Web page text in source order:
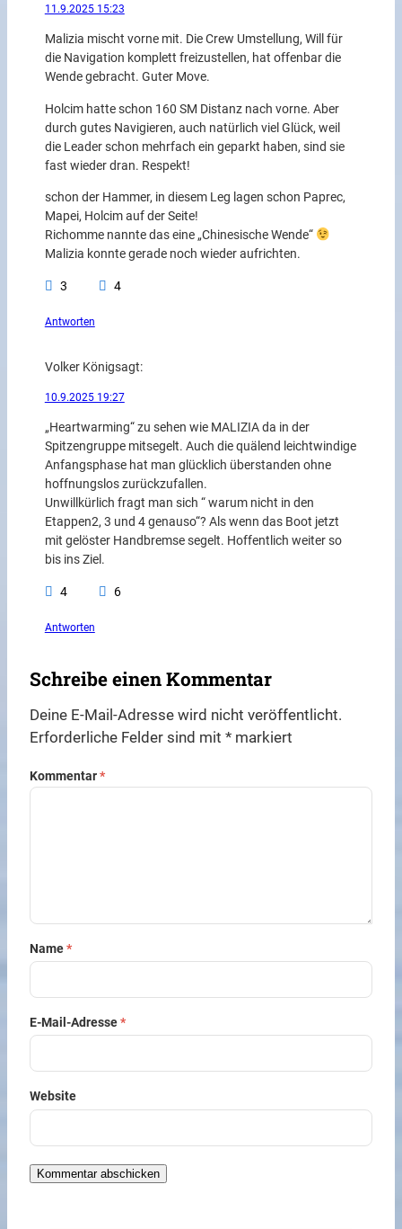
11.9.2025 15:23
Malizia mischt vorne mit. Die Crew Umstellung, Will für
die Navigation komplett freizustellen, hat offenbar die
Wende gebracht. Guter Move.
Holcim hatte schon 160 SM Distanz nach vorne. Aber
durch gutes Navigieren, auch natürlich viel Glück, weil
die Leader schon mehrfach ein geparkt haben, sind sie
fast wieder dran. Respekt!
schon der Hammer, in diesem Leg lagen schon Paprec,
Mapei, Holcim auf der Seite!
Richomme nannte das eine „Chinesische Wende“
Malizia konnte gerade noch wieder aufrichten.
3 4
Antworten
Volker Königsagt:
10.9.2025 19:27
„Heartwarming“ zu sehen wie MALIZIA da in der
Spitzengruppe mitsegelt. Auch die quälend leichtwindige
Anfangsphase hat man glücklich überstanden ohne
hoffnungslos zurückzufallen.
Unwillkürlich fragt man sich “ warum nicht in den
Etappen2, 3 und 4 genauso“? Als wenn das Boot jetzt
mit gelöster Handbremse segelt. Hoffentlich weiter so
bis ins Ziel.
4 6
Antworten
Schreibe einen Kommentar
Deine E-Mail-Adresse wird nicht veröffentlicht.
Erforderliche Felder sind mit* markiert
Kommentar*
Name*
E-Mail-Adresse*
Website